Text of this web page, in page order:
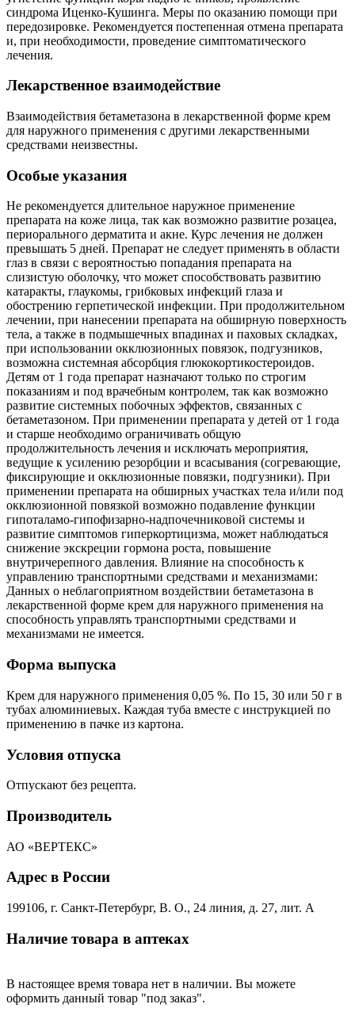
синдрома Иценко-Кушинга. Меры по оказанию помощи при
передозировке. Рекомендуется постепенная отмена препарата
и, при необходимости, проведение симптоматического
лечения.
Лекарственное взаимодействие
Взаимодействия бетаметазона в лекарственной форме крем
для наружного применения с другими лекарственными
средствами неизвестны.
Особые указания
Не рекомендуется длительное наружное применение
препарата на коже лица, так как возможно развитие розацеа,
периорального дерматита и акне. Курс лечения не должен
превышать 5 дней. Препарат не следует применять в области
глаз в связи с вероятностью попадания препарата на
слизистую оболочку, что может способствовать развитию
катаракты, глаукомы, грибковых инфекций глаза и
обострению герпетической инфекции. При продолжительном
лечении, при нанесении препарата на обширную поверхность
тела, а также в подмышечных впадинах и паховых складках,
при использовании окклюзионных повязок, подгузников,
возможна системная абсорбция глюкокортикостероидов.
Детям от 1 года препарат назначают только по строгим
показаниям и под врачебным контролем, так как возможно
развитие системных побочных эффектов, связанных с
бетаметазоном. При применении препарата у детей от 1 года
и старше необходимо ограничивать общую
продолжительность лечения и исключать мероприятия,
ведущие к усилению резорбции и всасывания (согревающие,
фиксирующие и окклюзионные повязки, подгузники). При
применении препарата на обширных участках тела и/или под
окклюзионной повязкой возможно подавление функции
гипоталамо-гипофизарно-надпочечниковой системы и
развитие симптомов гиперкортицизма, может наблюдаться
снижение экскреции гормона роста, повышение
внутричерепного давления. Влияние на способность к
управлению транспортными средствами и механизмами:
Данных о неблагоприятном воздействии бетаметазона в
лекарственной форме крем для наружного применения на
способность управлять транспортными средствами и
механизмами не имеется.
Форма выпуска
Крем для наружного применения 0,05 %. По 15, 30 или 50 г в
тубах алюминиевых. Каждая туба вместе с инструкцией по
применению в пачке из картона.
Условия отпуска
Отпускают без рецепта.
Производитель
АО «ВЕРТЕКС»
Адрес в России
199106, г. Санкт-Петербург, В. О., 24 линия, д. 27, лит. А
Наличие товара в аптеках
В настоящее время товара нет в наличии. Вы можете
оформить данный товар "под заказ".